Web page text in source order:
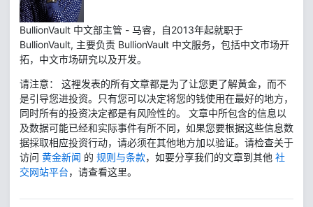
BullionVault 中文部主管 - 马睿，自2013年起就职于
BullionVault, 主要负责 BullionVault 中文服务，包括中文市场开
拓，中文市场研究以及开发。
请注意： 这裡发表的所有文章都是为了让您更了解黄金，而不
是引导您进投资。只有您可以决定将您的钱使用在最好的地方，
同时所有的投资决定都是有风险性的。 文章中所包含的信息以
及数据可能已经和实际事件有所不同，如果您要根据这些信息数
据採取相应投资行动，请必须在其他地方加以验证。请检查关于
访问 黄金新闻 的 规则与条款，如要分享我们的文章到其他 社
交网站平台，请查看这里。